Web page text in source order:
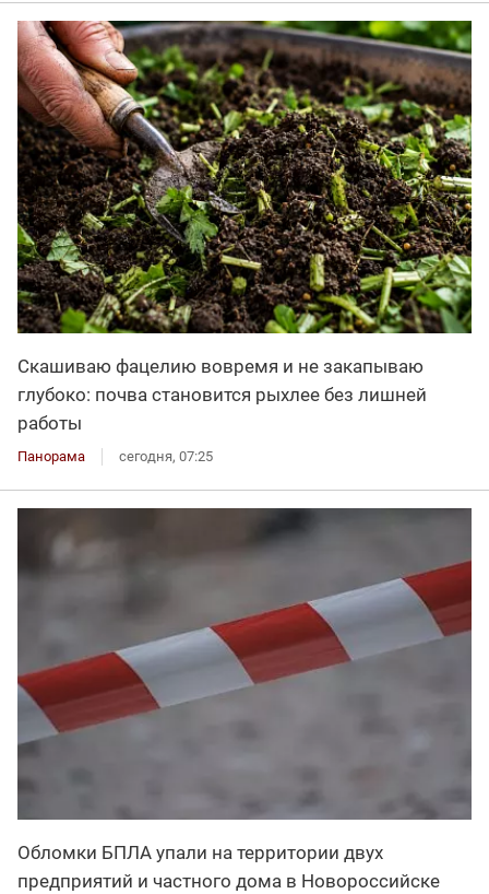
Скашиваю фацелию вовремя и не закапываю
глубоко: почва становится рыхлее без лишней
работы
Панорама сегодня, 07:25
Обломки БПЛА упали на территории двух
предприятий и частного дома в Новороссийске